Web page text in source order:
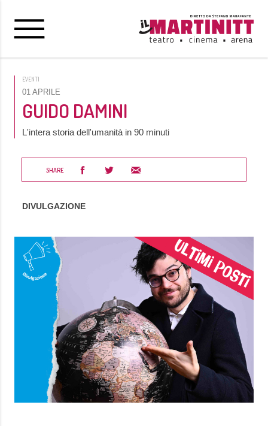
EVENTI
01 APRILE
GUIDO DAMINI
L'intera storia dell'umanità in 90 minuti
SHARE
DIVULGAZIONE